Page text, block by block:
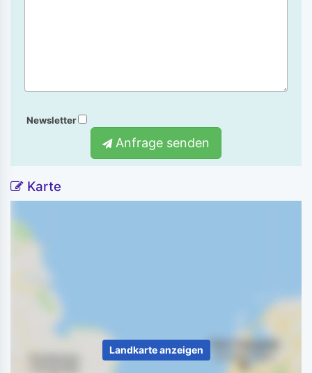
Newsletter
Anfrage senden
Karte
Landkarte anzeigen